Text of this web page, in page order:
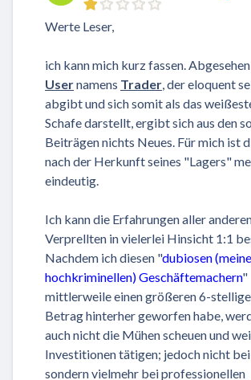
Werte Leser,
ich kann mich kurz fassen.
Usernamens Trader, der eloquent
abgibt und sich somit als das
Schafe darstellt, ergibt sich aus den
Beiträgen nichts Neues. Für mich ist
nach der Herkunft seines "Lagers"
eindeutig.
Ich kann die Erfahrungen aller
Verprellten in vielerlei Hinsicht 1:1
Nachdem ich diesen "dubiosen
hochkriminellen) Geschäftemachern"
mittlerweile einen größeren 6-
Betrag hinterher geworfen habe,
auch nicht die Mühen scheuen und
Investitionen tätigen; jedoch nicht
sondern vielmehr bei professionellen